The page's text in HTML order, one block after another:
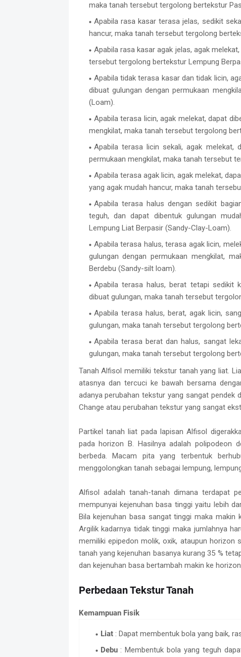
maka tanah tersebut tergolong bertekstur
Apabila rasa kasar terasa jelas, sedikit
hancur, maka tanah tersebut tergolong
Apabila rasa kasar agak jelas, agak
tersebut tergolong bertekstur Lempung
Apabila tidak terasa kasar dan tidak licin,
dibuat gulungan dengan permukaan
(Loam).
Apabila terasa licin, agak melekat, dapat
mengkilat, maka tanah tersebut tergolong
Apabila terasa licin sekali, agak melekat,
permukaan mengkilat, maka tanah tersebut
Apabila terasa agak licin, agak melekat,
yang agak mudah hancur, maka tanah
Apabila terasa halus dengan sedikit
teguh, dan dapat dibentuk gulungan
Lempung Liat Berpasir (Sandy-Clay-Loam).
Apabila terasa halus, terasa agak licin,
gulungan dengan permukaan mengkilat,
Berdebu (Sandy-silt loam).
Apabila terasa halus, berat tetapi sedikit
dibuat gulungan, maka tanah tersebut
Apabila terasa halus, berat, agak licin,
gulungan, maka tanah tersebut tergolong
Apabila terasa berat dan halus, sangat
gulungan, maka tanah tersebut tergolong
Tanah Alfisol memiliki tekstur tanah yang liat.
atasnya dan tercuci ke bawah bersama
adanya perubahan tekstur yang sangat pendek
Change atau perubahan tekstur yang sangat
Partikel tanah liat pada lapisan Alfisol
pada horizon B. Hasilnya adalah polipodeon
berbeda. Macam pita yang terbentuk
menggolongkan tanah sebagai lempung,
Alfisol adalah tanah-tanah dimana terdapat
mempunyai kejenuhan basa tinggi yaitu lebih
Bila kejenuhan basa sangat tinggi maka
Argilik kadarnya tidak tinggi maka jumlahnya
memiliki epipedon molik, oxik, ataupun
tanah yang kejenuhan basanya kurang 35 %
dan kejenuhan basa bertambah makin ke
Perbedaan Tekstur Tanah
Kemampuan Fisik
Liat : Dapat membentuk bola yang baik,
Debu : Membentuk bola yang teguh